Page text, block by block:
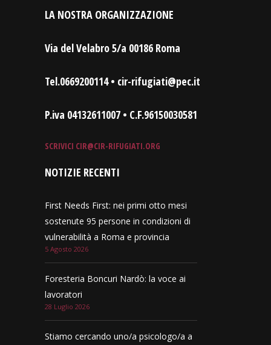
LA NOSTRA ORGANIZZAZIONE
Via del Velabro 5/a 00186 Roma
Tel.0669200114 • cir-rifugiati@pec.it
P.iva 04132611007 • C.F.96150030581
SCRIVICI CIR@CIR-RIFUGIATI.ORG
NOTIZIE RECENTI
First Needs First: nei primi otto mesi
sostenute 95 persone in condizioni di
vulnerabilità a Roma e provincia
5 Agosto 2026
Foresteria Boncuri Nardò: la voce ai
lavoratori
28 Luglio 2026
Stiamo cercando uno/a psicologo/a a